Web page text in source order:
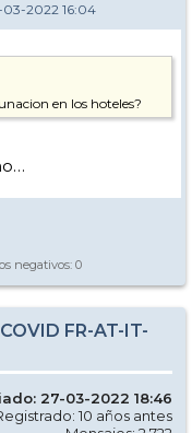
03-2022 16:04
en los hoteles?
negativos: 0
FR-AT-IT-
27-03-2022 18:46
10 años antes